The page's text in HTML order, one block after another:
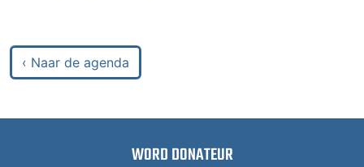
‹ Naar de agenda
WORD DONATEUR